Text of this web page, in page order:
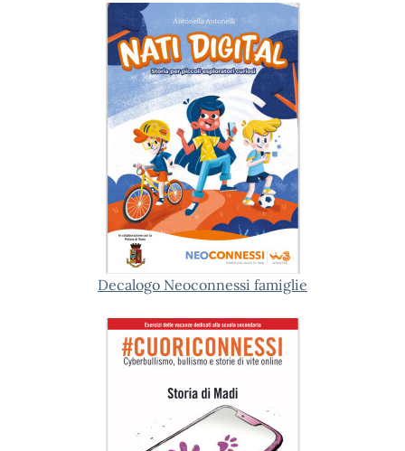
Decalogo Neoconnessi famiglie